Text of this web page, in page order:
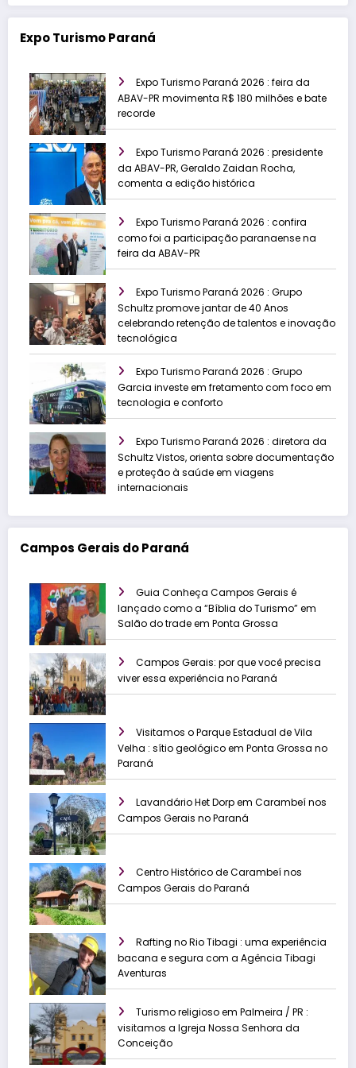
Expo Turismo Paraná
Expo Turismo Paraná 2026 : feira da
ABAV-PR movimenta R$ 180 milhões e bate
recorde
Expo Turismo Paraná 2026 : presidente
da ABAV-PR, Geraldo Zaidan Rocha,
comenta a edição histórica
Expo Turismo Paraná 2026 : confira
como foi a participação paranaense na
feira da ABAV-PR
Expo Turismo Paraná 2026 : Grupo
Schultz promove jantar de 40 Anos
celebrando retenção de talentos e inovação
tecnológica
Expo Turismo Paraná 2026 : Grupo
Garcia investe em fretamento com foco em
tecnologia e conforto
Expo Turismo Paraná 2026 : diretora da
Schultz Vistos, orienta sobre documentação
e proteção à saúde em viagens
internacionais
Campos Gerais do Paraná
Guia Conheça Campos Gerais é
lançado como a “Bíblia do Turismo” em
Salão do trade em Ponta Grossa
Campos Gerais: por que você precisa
viver essa experiência no Paraná
Visitamos o Parque Estadual de Vila
Velha : sítio geológico em Ponta Grossa no
Paraná
Lavandário Het Dorp em Carambeí nos
Campos Gerais no Paraná
Centro Histórico de Carambeí nos
Campos Gerais do Paraná
Rafting no Rio Tibagi : uma experiência
bacana e segura com a Agência Tibagi
Aventuras
Turismo religioso em Palmeira / PR :
visitamos a Igreja Nossa Senhora da
Conceição